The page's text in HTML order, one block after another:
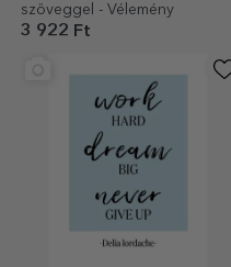
szöveggel - Vélemény
3 922 Ft